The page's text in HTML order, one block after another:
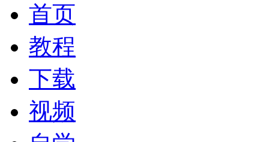
首页
教程
下载
视频